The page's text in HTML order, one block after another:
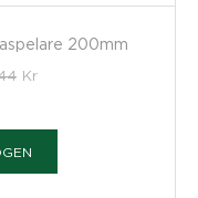
200mm
Kr